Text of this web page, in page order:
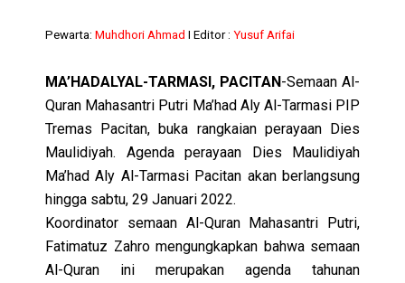
Pewarta: Muhdhori Ahmad I Editor : Yusuf Arifai
MA’HADALYAL-TARMASI, PACITAN-Semaan Al-
Quran Mahasantri Putri Ma’had Aly Al-TarmasiPIP
Tremas Pacitan, buka rangkaian perayaan Dies
Maulidiyah. Agenda perayaan Dies Maulidiyah
Ma’had Aly Al-Tarmasi Pacitan akan berlangsung
hingga sabtu, 29 Januari 2022.
Koordinator semaan Al-Quran Mahasantri Putri,
Fatimatuz Zahro mengungkapkan bahwa semaan
Al-Quran ini merupakan agenda tahunan